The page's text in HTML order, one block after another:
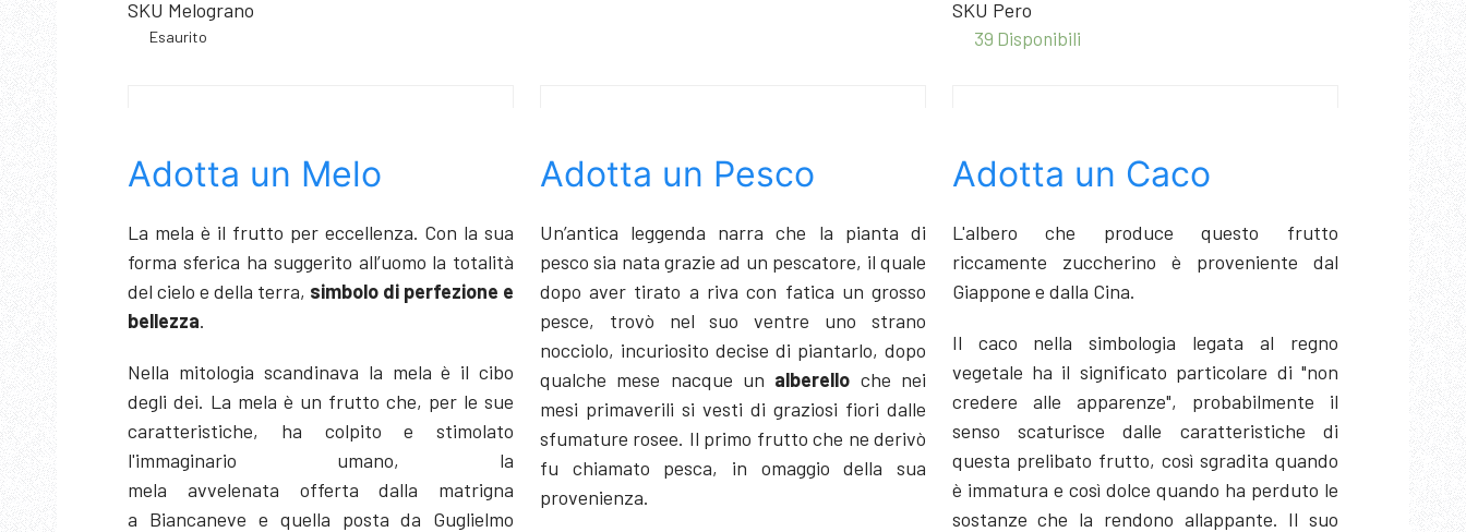
SKU Melograno
Esaurito
SKU Pero
39 Disponibili
Adotta un Melo
La mela è il frutto per eccellenza. Con la sua
forma sferica ha suggerito all’uomo la totalità
del cielo e della terra, simbolo di perfezione e
bellezza.
Nella mitologia scandinava la mela è il cibo
degli dei. La mela è un frutto che, per le sue
caratteristiche, ha colpito e stimolato
l'immaginario umano, la
mela avvelenata offerta dalla matrigna
a Biancaneve e quella posta da Guglielmo
Adotta un Pesco
Un’antica leggenda narra che la pianta di
pesco sia nata grazie ad un pescatore, il quale
dopo aver tirato a riva con fatica un grosso
pesce, trovò nel suo ventre uno strano
nocciolo, incuriosito decise di piantarlo, dopo
qualche mese nacque un alberello che nei
mesi primaverili si vesti di graziosi fiori dalle
sfumature rosee. Il primo frutto che ne derivò
fu chiamato pesca, in omaggio della sua
provenienza.
Adotta un Caco
L'albero che produce questo frutto
riccamente zuccherino è proveniente dal
Giappone e dalla Cina.
Il caco nella simbologia legata al regno
vegetale ha il significato particolare di "non
credere alle apparenze", probabilmente il
senso scaturisce dalle caratteristiche di
questa prelibato frutto, così sgradita quando
è immatura e così dolce quando ha perduto le
sostanze che la rendono allappante. Il suo